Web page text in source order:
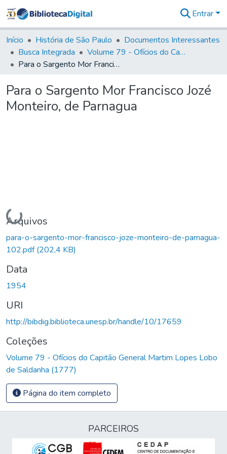
&
Coleções
Tudo na
Biblioteca
Estatísticas
Entrar
Início História de São Paulo
Documentos Interessantes
Busca Integrada
Volume 79 - Ofícios do Capitão General Martim Lopes Lobo de Saldanha (1777)
Para o Sargento Mor Francisco Jozé Monteiro, de Parnagua
Para o Sargento Mor Francisco Jozé
Monteiro, de Parnagua
Carregando...
Arquivos
para-o-sargento-mor-francisco-joze-monteiro-de-parnagua-
102.pdf(202,4 KB)
Data
1954
URI
http://bibdig.biblioteca.unesp.br/handle/10/17659
Coleções
Volume 79 - Ofícios do Capitão General Martim Lopes Lobo
de Saldanha (1777)
Página do item completo
PARCEIROS